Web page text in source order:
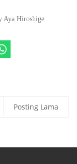
Aya Hiroshige
Posting Lama